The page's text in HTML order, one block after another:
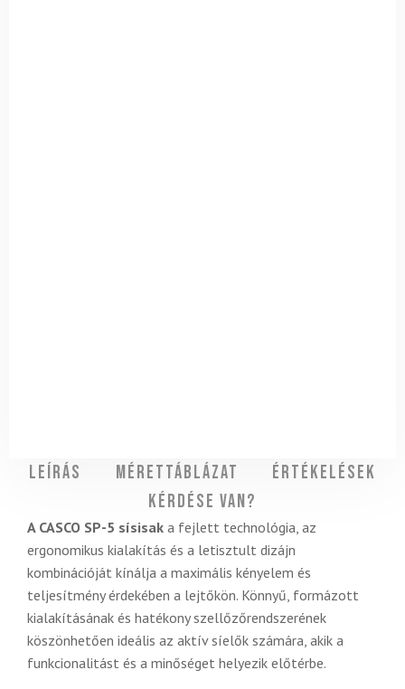
Leírás Mérettáblázat
Értékelések
Kérdése van?
A CASCO SP-5 sísisak a fejlett technológia, az
ergonomikus kialakítás és a letisztult dizájn
kombinációját kínálja a maximális kényelem és
teljesítmény érdekében a lejtőkön. Könnyű, formázott
kialakításának és hatékony szellőzőrendszerének
köszönhetően ideális az aktív síelők számára, akik a
funkcionalitást és a minőséget helyezik előtérbe.